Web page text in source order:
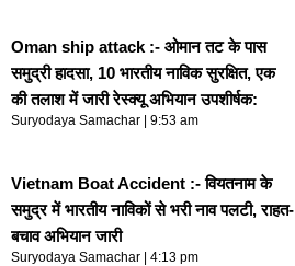
Oman ship attack :- ओमान तट के पास
समुद्री हादसा, 10 भारतीय नाविक सुरक्षित, एक
की तलाश में जारी रेस्क्यू अभियान उपशीर्षक:
Suryodaya Samachar 9:53 am
Vietnam Boat Accident :- वियतनाम के
समुद्र में भारतीय नाविकों से भरी नाव पलटी, राहत-
बचाव अभियान जारी
Suryodaya Samachar 4:13 pm